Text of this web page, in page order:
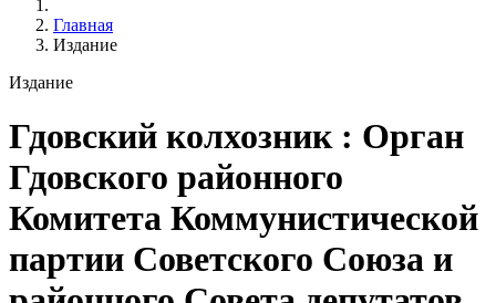
Главная
Издание
Издание
Гдовский колхозник: Орган
Гдовского районного
Комитета Коммунистической
партии Советского Союза и